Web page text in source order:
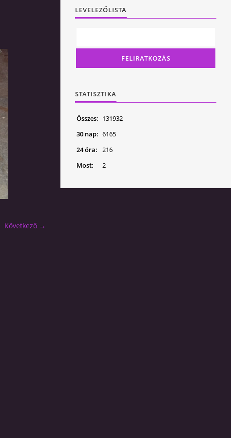
Következő →
LEVELEZŐLISTA
STATISZTIKA
Most: 2
Összes: 131932
30 nap: 6165
24 óra:
216